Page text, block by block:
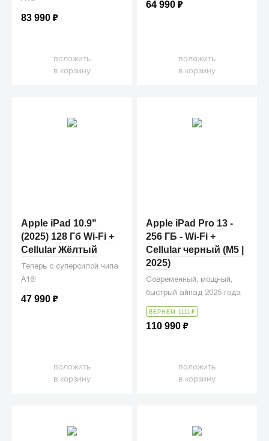
83 990₽
положить
в корзину
64 990₽
положить
в корзину
Apple iPad 10.9"
(2025) 128 Гб Wi-Fi +
Cellular Жёлтый
Теперь с суперсилой чипа
A16!
47 990₽
положить
в корзину
Apple iPad Pro 13 -
256 ГБ - Wi-Fi +
Cellular черный (M5 |
2025)
Современный, мощный,
быстрый айпад 2025 года
ВЕРНЕМ 1111 ₽
110 990₽
положить
в корзину